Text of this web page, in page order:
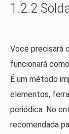
1.2.2
Você precisará
funcionará
É um método
elementos,
periódica. No
recomendada